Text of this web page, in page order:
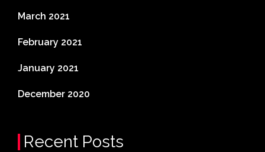
March 2021
February 2021
January 2021
December 2020
Recent Posts